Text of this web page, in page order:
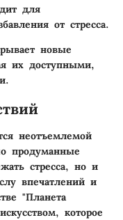
для
от стресса.
новые
их доступными,
неотъемлемой
продуманные
стресса, но и
впечатлений и
"Планета
которое